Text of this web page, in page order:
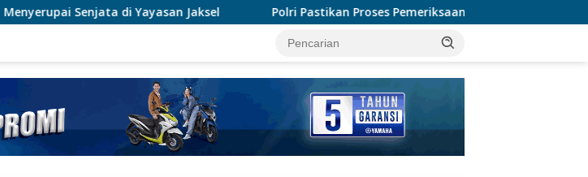
Jaksel Polri Pastikan Proses Pemeriksaan Personel di Aceh Dilaksanakan Secara